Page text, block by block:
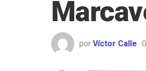
por Víctor Calle